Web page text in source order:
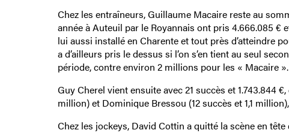
Chez les entraîneurs, Guillaume Macaire reste au
année à Auteuil par le Royannais ont pris 4.666.085 €
lui aussi installé en Charente et tout près d’atteindre
a d’ailleurs pris le dessus si l’on s’en tient au seul
période, contre environ 2 millions pour les « Macaire ».
Guy Cherel vient ensuite avec 21 succès et 1.743.844
million) et Dominique Bressou (12 succès et 1,1
Chez les jockeys, David Cottin a quitté la scène en